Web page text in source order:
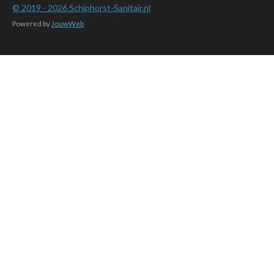
© 2019 - 2026Schiphorst-Sanitair.nl
Powered by JouwWeb